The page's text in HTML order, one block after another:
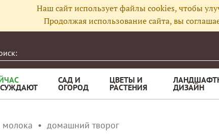
Наш сайт использует файлы cookies, чтобы
Продолжая использование сайта, вы
САД И
ОГОРОД
ЦВЕТЫ И
РАСТЕНИЯ ДИЗАЙН
домашний творог